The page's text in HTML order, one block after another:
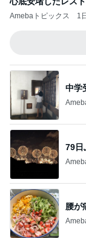
Amebaトピックス 1
中学
79日
腰が